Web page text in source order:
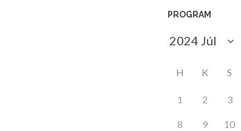
PROGRAM
H K S
1 2 3
8 9 10